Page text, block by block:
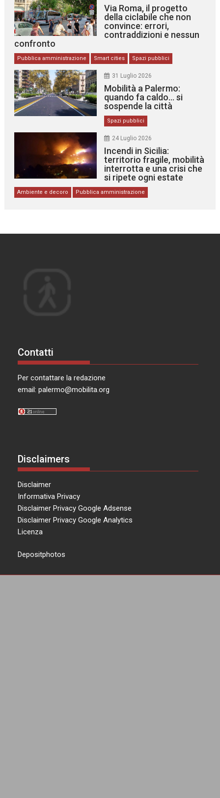
Via Roma, il progetto
della ciclabile che non
convince: errori,
contraddizioni e nessun
confronto
Pubblica amministrazione Smart cities Spazi pubblici
31 Luglio 2026
Mobilità a Palermo:
quando fa caldo… si
sospende la città
Spazi pubblici
24 Luglio 2026
Incendi in Sicilia:
territorio fragile, mobilità
interrotta e una crisi che
si ripete ogni estate
Ambiente e decoro Pubblica amministrazione
Contatti
Per contattare la redazione
email:palermo@mobilita.org
Disclaimers
Disclaimer
Informativa Privacy
Disclaimer Privacy Google Adsense
Disclaimer Privacy Google Analytics
Licenza
Depositphotos